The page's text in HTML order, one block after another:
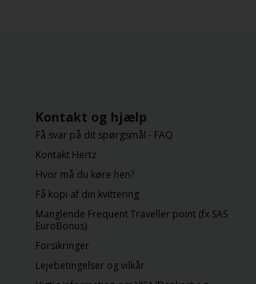
Kontakt og hjælp
Få svar på dit spørgsmål - FAQ
Kontakt Hertz
Hvor må du køre hen?
Få kopi af din kvittering
Manglende Frequent Traveller point (fx SAS
EuroBonus)
Forsikringer
Lejebetingelser og vilkår